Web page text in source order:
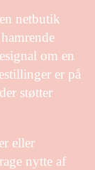
netbutik
om en
er på
støtter
eller
nytte af